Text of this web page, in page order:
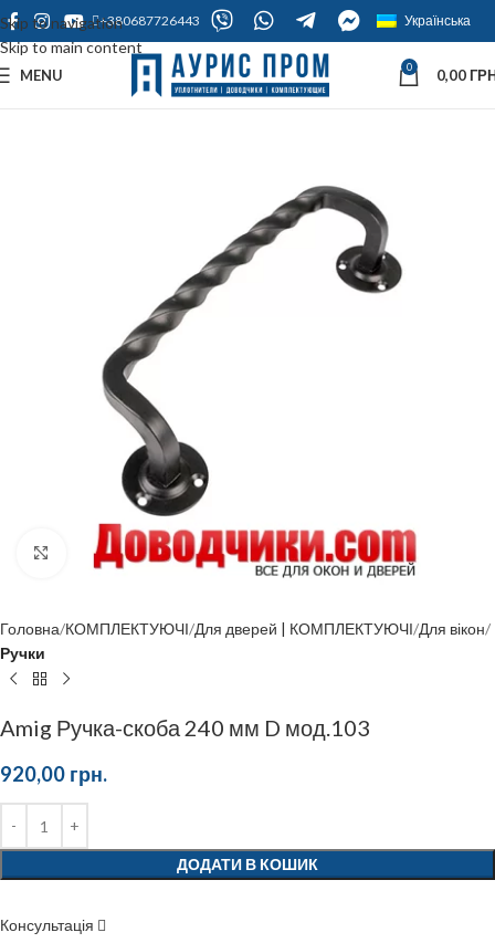
Skip to navigation
Skip to main content
+380687726443 Українська
MENU 0 0,00
Click to enlarge
Головна КОМПЛЕКТУЮЧІ Для дверей | КОМПЛЕКТУЮЧІ Для вікон
Ручки
Amig Ручка-скоба 240 мм D мод.103
920,00 грн.
ДОДАТИ В КОШИК
Консультація